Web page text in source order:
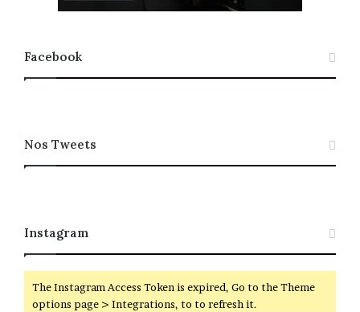
Facebook
Nos Tweets
Instagram
The Instagram Access Token is expired, Go to the Theme
options page > Integrations, to to refresh it.